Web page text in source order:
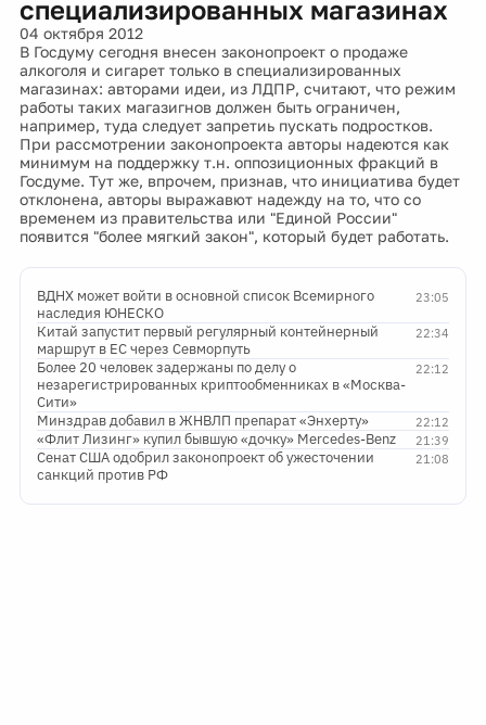
специализированных магазинах
04 октября 2012
В Госдуму сегодня внесен законопроект о продаже
алкоголя и сигарет только в специализированных
магазинах: авторами идеи, из ЛДПР, считают, что режим
работы таких магазигнов должен быть ограничен,
например, туда следует запретиь пускать подростков.
При рассмотрении законопроекта авторы надеются как
минимум на поддержку т.н. оппозиционных фракций в
Госдуме. Тут же, впрочем, признав, что инициатива будет
отклонена, авторы выражавют надежду на то, что со
временем из правительства или "Единой России"
появится "более мягкий закон", который будет работать.
23:05
ВДНХ может войти в основной список Всемирного
наследия ЮНЕСКО
22:34
Китай запустит первый регулярный контейнерный
маршрут в ЕС через Севморпуть
22:12
Более 20 человек задержаны по делу о
незарегистрированных криптообменниках в «Москва-
Сити»
22:12
Минздрав добавил в ЖНВЛП препарат «Энхерту»
21:39
«Флит Лизинг» купил бывшую «дочку» Mercedes-Benz
21:08
Сенат США одобрил законопроект об ужесточении
санкций против РФ